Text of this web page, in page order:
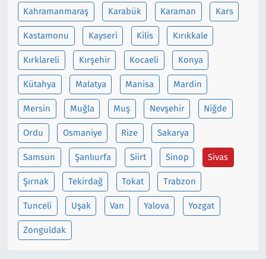
Kahramanmaraş Karabük Karaman Kars
Kastamonu Kayseri Kilis Kırıkkale
Kırklareli Kırşehir Kocaeli Konya
Kütahya Malatya Manisa Mardin
Mersin Muğla Muş Nevşehir Niğde
Ordu Osmaniye Rize Sakarya
Samsun Şanlıurfa Siirt Sinop Sivas
Şırnak Tekirdağ Tokat Trabzon
Tunceli Uşak Van Yalova Yozgat
Zonguldak